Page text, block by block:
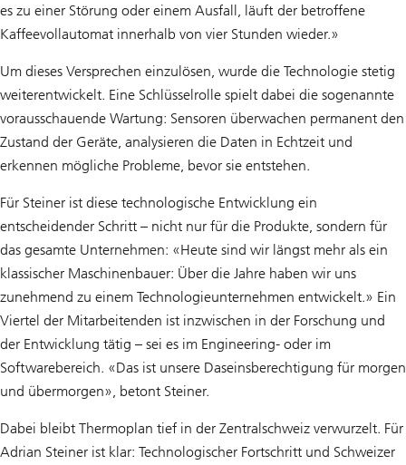
es zu einer Störung oder einem Ausfall, läuft der betroffene
Kaffeevollautomat innerhalb von vier Stunden wieder.»
Um dieses Versprechen einzulösen, wurde die Technologie stetig
weiterentwickelt. Eine Schlüsselrolle spielt dabei die sogenannte
vorausschauende Wartung: Sensoren überwachen permanent den
Zustand der Geräte, analysieren die Daten in Echtzeit und
erkennen mögliche Probleme, bevor sie entstehen.
Für Steiner ist diese technologische Entwicklung ein
entscheidender Schritt – nicht nur für die Produkte, sondern für
das gesamte Unternehmen: «Heute sind wir längst mehr als ein
klassischer Maschinenbauer: Über die Jahre haben wir uns
zunehmend zu einem Technologieunternehmen entwickelt.» Ein
Viertel der Mitarbeitenden ist inzwischen in der Forschung und
der Entwicklung tätig – sei es im Engineering- oder im
Softwarebereich. «Das ist unsere Daseinsberechtigung für morgen
und übermorgen», betont Steiner.
Dabei bleibt Thermoplan tief in der Zentralschweiz verwurzelt. Für
Adrian Steiner ist klar: Technologischer Fortschritt und Schweizer